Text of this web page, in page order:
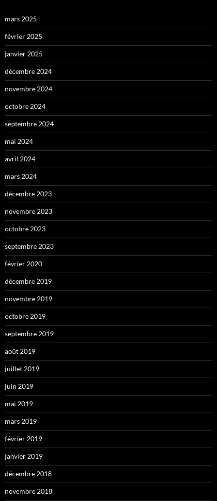
mars 2025
février 2025
janvier 2025
décembre 2024
novembre 2024
octobre 2024
septembre 2024
mai 2024
avril 2024
mars 2024
décembre 2023
novembre 2023
octobre 2023
septembre 2023
février 2020
décembre 2019
novembre 2019
octobre 2019
septembre 2019
août 2019
juillet 2019
juin 2019
mai 2019
mars 2019
février 2019
janvier 2019
décembre 2018
novembre 2018